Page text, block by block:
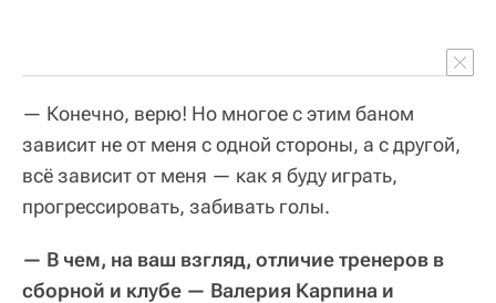
— Конечно, верю! Но многое с этим баном
зависит не от меня с одной стороны, а с другой,
всё зависит от меня — как я буду играть,
прогрессировать, забивать голы.
— В чем, на ваш взгляд, отличие тренеров в
сборной и клубе — Валерия Карпина и